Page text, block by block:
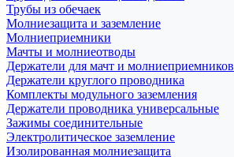
Трубы из обечаек
Молниезащита и заземление
Молниеприемники
Мачты и молниеотводы
Держатели для мачт и молниеприемников
Держатели круглого проводника
Комплекты модульного заземления
Держатели проводника универсальные
Зажимы соединительные
Электролитическое заземление
Изолированная молниезащита